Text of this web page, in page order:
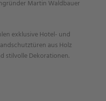
Martin Waldbauer
exklusive Hotel- und
aus Holz
stilvolle Dekorationen.